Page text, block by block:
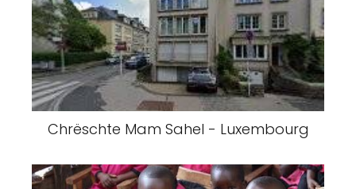
Chrëschte Mam Sahel - Luxembourg